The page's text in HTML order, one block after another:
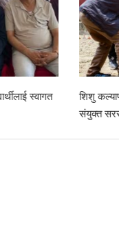
शिशु कल्याण,
संयुक्त सरसफाइ